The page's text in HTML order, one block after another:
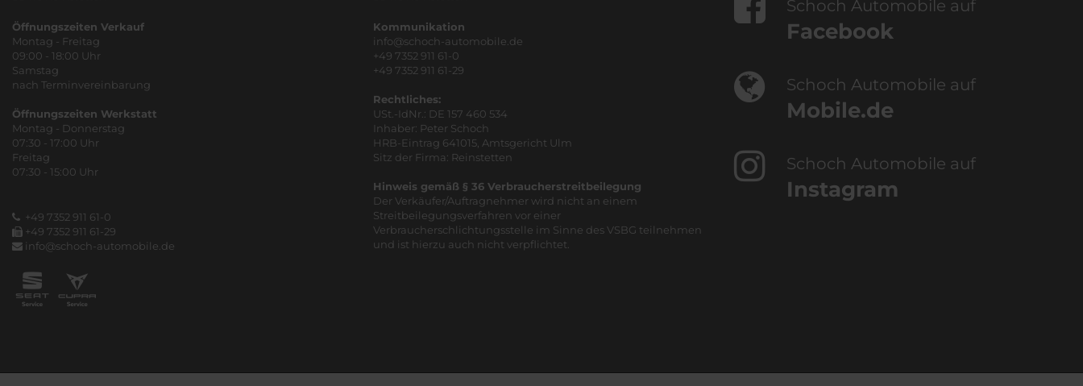
Öffnungszeiten Verkauf
Montag - Freitag
09:00 - 18:00 Uhr
Samstag
nach Terminvereinbarung
Öffnungszeiten Werkstatt
Montag - Donnerstag
07:30 - 17:00 Uhr
Freitag
07:30 - 15:00 Uhr
+49 7352 911 61-0
+49 7352 911 61-29
info@schoch-automobile.de
Kommunikation
info@schoch-automobile.de
+49 7352 911 61-0
+49 7352 911 61-29
Rechtliches:
USt.-IdNr.: DE 157 460 534
Inhaber: Peter Schoch
HRB-Eintrag 641015, Amtsgericht Ulm
Sitz der Firma: Reinstetten
Hinweis gemäß § 36 Verbraucherstreitbeilegung
Der Verkäufer/Auftragnehmer wird nicht an einem
Streitbeilegungsverfahren vor einer
Verbraucherschlichtungsstelle im Sinne des VSBG teilnehmen
und ist hierzu auch nicht verpflichtet.
Schoch Automobile auf
Facebook
Schoch Automobile auf
Mobile.de
Schoch Automobile auf
Instagram